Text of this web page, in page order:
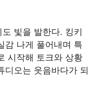
빛을 발한다. 킹키
감 나게 풀어내며 특
시작해 토크와 상황
디오는 웃음바다가 되